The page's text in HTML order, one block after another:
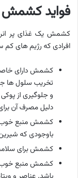
فواید کشمش
کشمش یک غذای پر
افرادی که رژیم های
کشمش دارای
تخریب سلول ها
و جلوگیری از
دلیل مصرف آن
کشمش منبع خوب
باوجودی که
کشمش برای
کشمش منبع خوب